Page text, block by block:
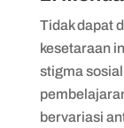
Tidak dapat
kesetaraan
stigma
bervariasi